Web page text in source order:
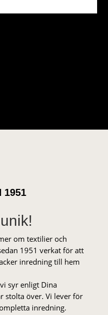
1951
om textilier och
1951 verkat för att
inredning till hem
syr enligt Dina
stolta över. Vi lever för
inredning.